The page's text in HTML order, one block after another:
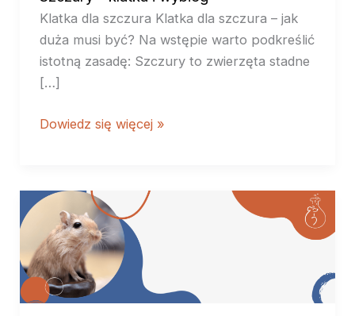
Klatka dla szczura Klatka dla szczura – jak
duża musi być? Na wstępie warto podkreślić
istotną zasadę: Szczury to zwierzęta stadne
[…]
Dowiedz się więcej »
Myszoskoczki
lokum